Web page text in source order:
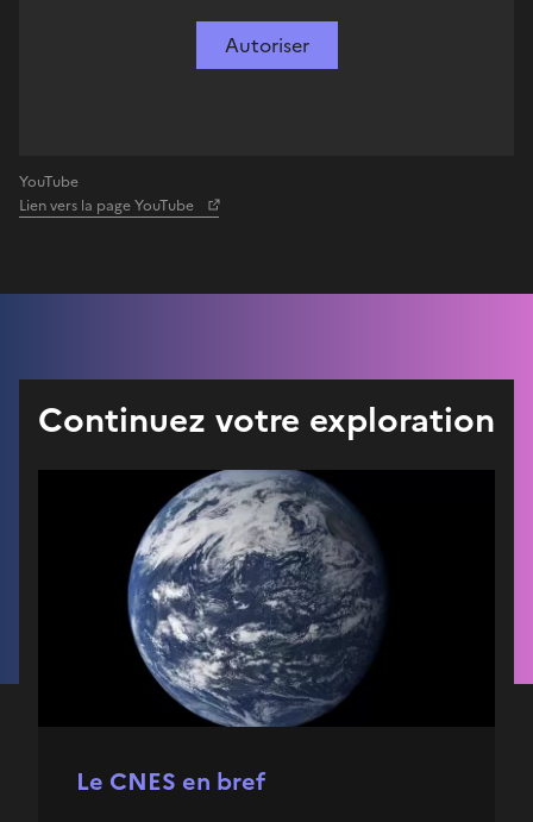
Autoriser
YouTube
Lien vers la page YouTube
Continuez votre exploration
Le CNES en bref